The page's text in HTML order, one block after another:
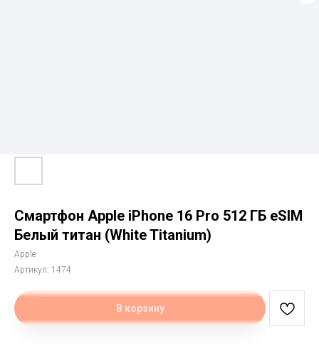
Смартфон Apple iPhone 16 Pro 512 ГБ eSIM
Белый титан (White Titanium)
Apple
Артикул: 1474
В корзину